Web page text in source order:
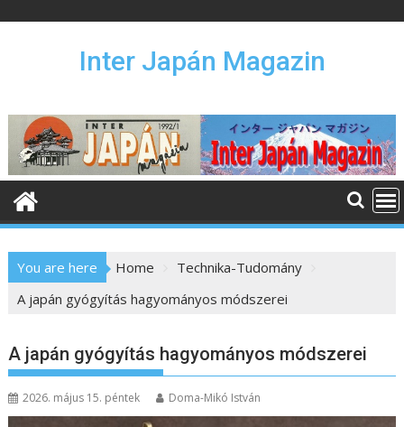
n
e
Inter Japán Magazin
You are here Home
Technika-Tudomány
A japán gyógyítás hagyományos módszerei
A japán gyógyítás hagyományos módszerei
2026. május 15. péntek Doma-Mikó István